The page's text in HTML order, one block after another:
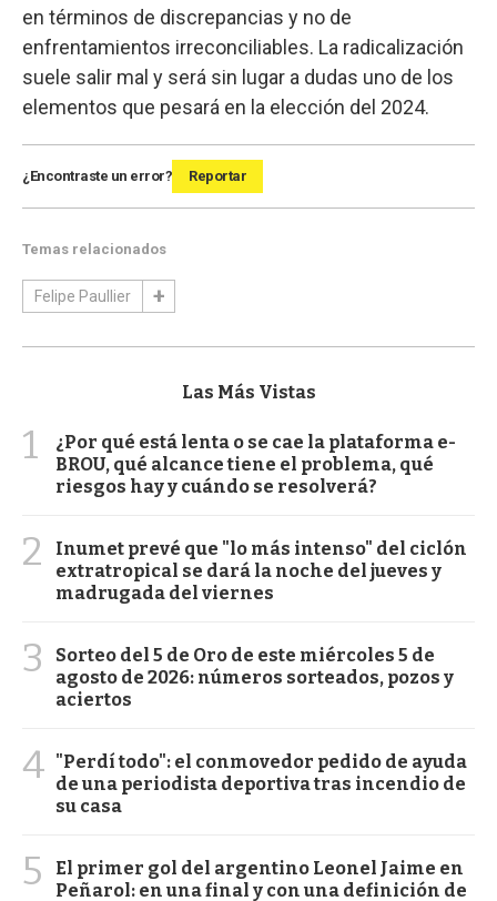
en términos de discrepancias y no de
enfrentamientos irreconciliables. La radicalización
suele salir mal y será sin lugar a dudas uno de los
elementos que pesará en la elección del 2024.
¿Encontraste un error? Reportar
Temas relacionados
Felipe Paullier
Las Más Vistas
1
¿Por qué está lenta o se cae la plataforma e-
BROU, qué alcance tiene el problema, qué
riesgos hay y cuándo se resolverá?
2
Inumet prevé que "lo más intenso" del ciclón
extratropical se dará la noche del jueves y
madrugada del viernes
3
Sorteo del 5 de Oro de este miércoles 5 de
agosto de 2026: números sorteados, pozos y
aciertos
4 "Perdí todo": el conmovedor pedido de ayuda
de una periodista deportiva tras incendio de
su casa
5
El primer gol del argentino Leonel Jaime en
Peñarol: en una final y con una definición de